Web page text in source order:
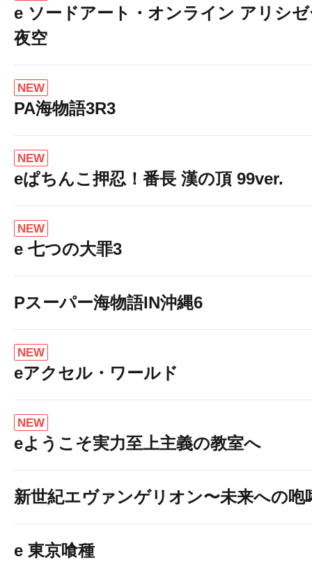
e ソードアート・オンライン アリシ
夜空
NEW
PA海物語3R3
NEW
eぱちんこ押忍！番長 漢の頂 99ver.
NEW
e 七つの大罪3
Pスーパー海物語IN沖縄6
NEW
eアクセル・ワールド
NEW
eようこそ実力至上主義の教室へ
新世紀エヴァンゲリオン〜未来への咆
e 東京喰種